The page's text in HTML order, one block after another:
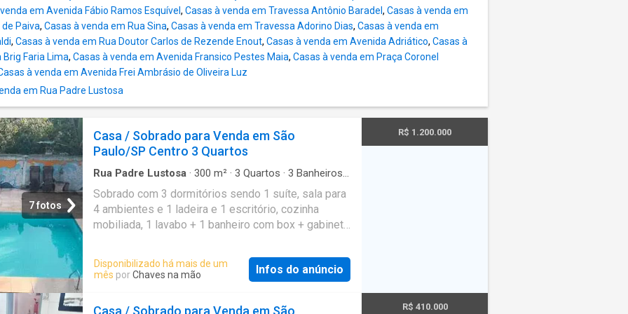
segurança, sigilo e transparência nos serviços
realizados; garantindo assim, melhor experiência de
compra, venda, locação e administração de bens.
Garantia de Bons Negócios! Oportunidade única para
o seu negócio! Localização estratégica e
infraestrutura completa. Referência: 41766
em Avenida Fábio Ramos Esquível , Casas à venda em Travessa Antônio Baradel , Casas à venda em
Paiva, Casas à venda em Rua Sina, Casas à venda em Travessa Adorino Dias, Casas à venda em
, Casas à venda em Rua Doutor Carlos de Rezende Enout, Casas à venda em Avenida Adriático, Casas à
Faria Lima, Casas à venda em Avenida Fransico Pestes Maia, Casas à venda em Praça Coronel
à venda em Avenida Frei Ambrásio de Oliveira Luz
em Rua Padre Lustosa
7 fotos
Casa / Sobrado para Venda em São
Paulo/SP Centro 3 Quartos
Rua Padre Lustosa · 300 m² · 3 Quartos · 3 Banheiros·
Churrasqueira ·Área de serviço
Sobrado com 3 dormitórios sendo 1 suíte, sala para
4 ambientes e 1 ladeira e 1 escritório, cozinha
mobiliada, 1 lavabo + 1 banheiro com box + gabinete
dependência de empregada, churrasqueira e piscina
etc. Referência: CA0393
Disponibilizado há mais de um
mês porChaves na mão Infos do anúncio
R$ 1.200.000
Casa / Sobrado para Venda em São
R$ 410.000